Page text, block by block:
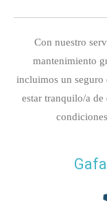
Con nuestro
mantenimiento
incluimos un seguro
estar tranquilo/a de